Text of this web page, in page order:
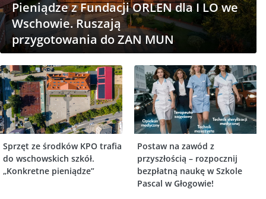
Pieniądze z Fundacji ORLEN dla I LO we
Wschowie. Ruszają
przygotowania do ZAN MUN
Sprzęt ze środków KPO trafia
do wschowskich szkół.
„Konkretne pieniądze”
Postaw na zawód z
przyszłością – rozpocznij
bezpłatną naukę w Szkole
Pascal w Głogowie!